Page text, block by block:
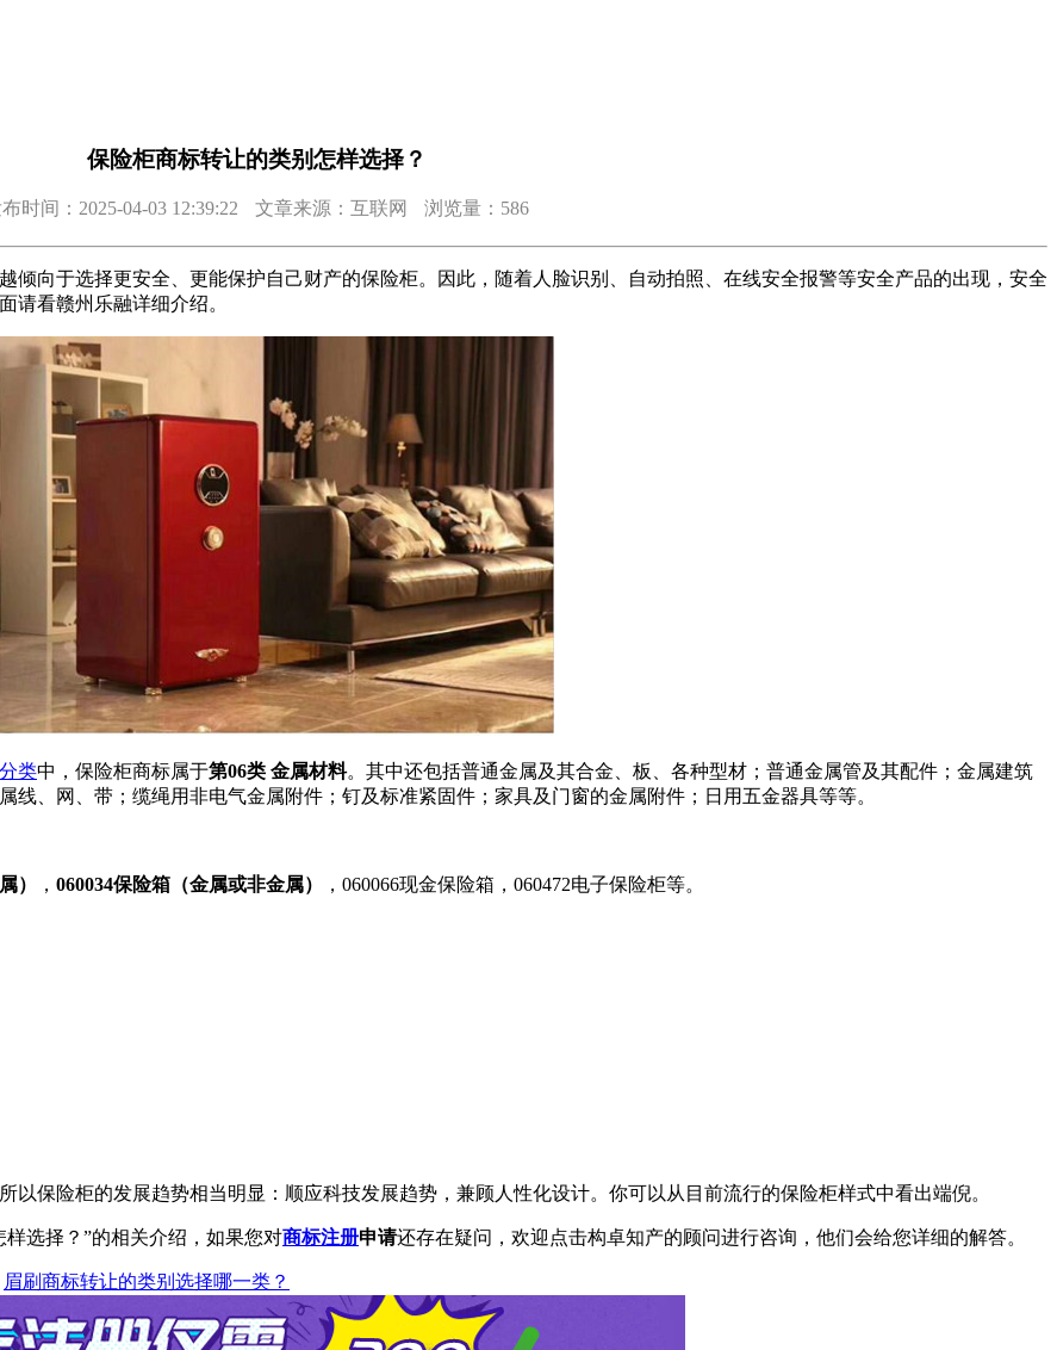
保险柜商标转让的类别怎样选择？
时间：2025-04-03 12:39:22 文章来源：互联网 浏览量：586
向于选择更安全、更能保护自己财产的保险柜。因此，随着人脸识别、自动拍照、在线安全报警等安全产品的出现，安全
请看赣州乐融详细介绍。
类中，保险柜商标属于第06类 金属材料。其中还包括普通金属及其合金、板、各种型材；普通金属管及其配件；金属建筑
、网、带；缆绳用非电气金属附件；钉及标准紧固件；家具及门窗的金属附件；日用五金器具等等。
） ， 060034保险箱（金属或非金属） ，060066现金保险箱，060472电子保险柜等。
险柜的发展趋势相当明显：顺应科技发展趋势，兼顾人性化设计。你可以从目前流行的保险柜样式中看出端倪。
样选择？”的相关介绍，如果您对商标注册申请还存在疑问，欢迎点击构卓知产的顾问进行咨询，他们会给您详细的解答。
眉刷商标转让的类别选择哪一类？